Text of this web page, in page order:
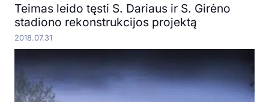
Teimas leido tęsti S. Dariaus ir S. Girėno
stadiono rekonstrukcijos projektą
2018.07.31